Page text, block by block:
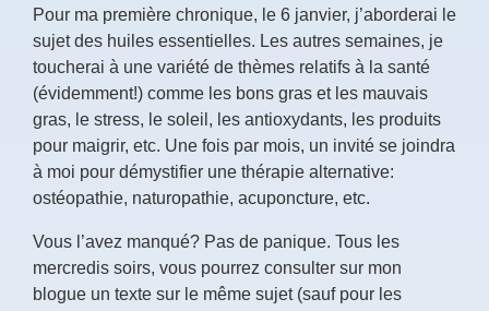
Pour ma première chronique, le 6 janvier, j’aborderai le
sujet des huiles essentielles. Les autres semaines, je
toucherai à une variété de thèmes relatifs à la santé
(évidemment!) comme les bons gras et les mauvais
gras, le stress, le soleil, les antioxydants, les produits
pour maigrir, etc. Une fois par mois, un invité se joindra
à moi pour démystifier une thérapie alternative:
ostéopathie, naturopathie, acuponcture, etc.
Vous l’avez manqué? Pas de panique. Tous les
mercredis soirs, vous pourrez consulter sur mon
blogue un texte sur le même sujet (sauf pour les